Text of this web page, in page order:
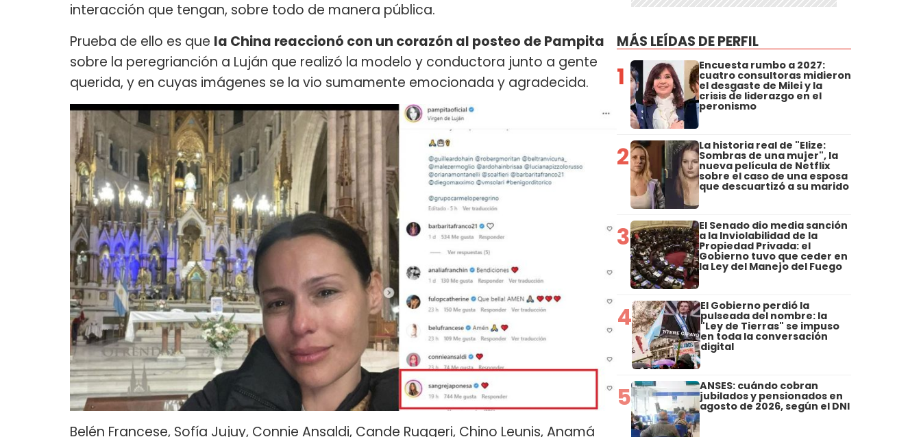
interacción que tengan, sobre todo de manera pública.
Prueba de ello es que la China reaccionó con un corazón al posteo de Pampita
sobre la peregrianción a Luján que realizó la modelo y conductora junto a gente
querida, y en cuyas imágenes se la vio sumamente emocionada y agradecida.
Belén Francese, Sofía Jujuy, Connie Ansaldi, Cande Ruggeri, Chino Leunis, Anamá
MÁS LEÍDAS DE PERFIL
1 Encuesta rumbo a 2027:
cuatro consultoras midieron
el desgaste de Milei y la
crisis de liderazgo en el
peronismo
2 La historia real de "Elize:
Sombras de una mujer", la
nueva película de Netflix
sobre el caso de una esposa
que descuartizó a su marido
3 El Senado dio media sanción
a la Inviolabilidad de la
Propiedad Privada: el
Gobierno tuvo que ceder en
la Ley del Manejo del Fuego
4 El Gobierno perdió la
pulseada del nombre: la
"Ley de Tierras" se impuso
en toda la conversación
digital
5 ANSES: cuándo cobran
jubilados y pensionados en
agosto de 2026, según el DNI